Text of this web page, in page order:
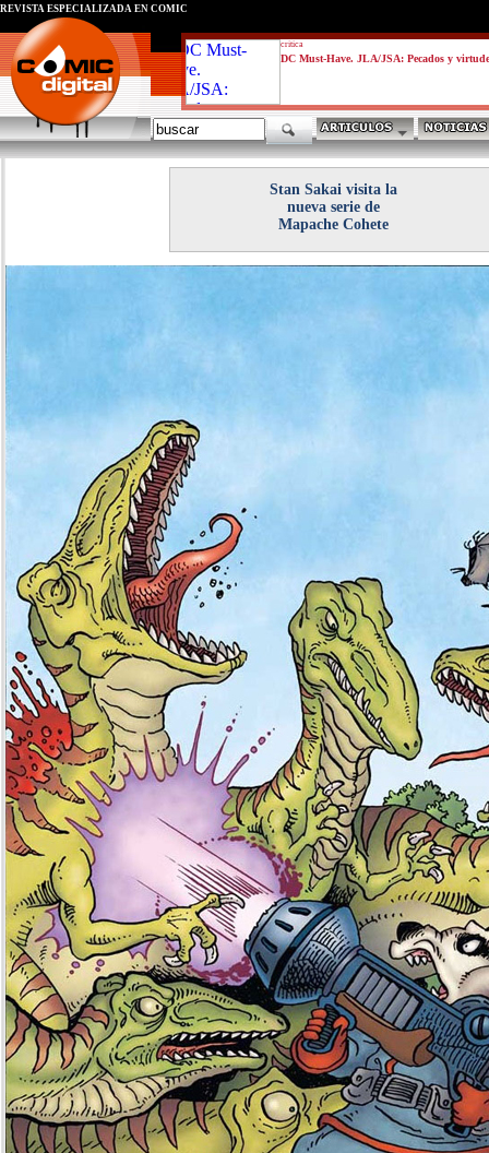
critica
DC Must-Have. JLA/JSA: Pecados y
REVISTA ESPECIALIZADA EN CÓMIC
Stan Sakai visita la
nueva serie de
Mapache Cohete